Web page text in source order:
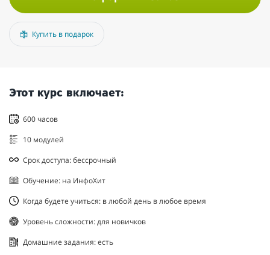
Купить в подарок
Этот курс включает:
600 часов
10 модулей
Срок доступа: бессрочный
Обучение: на ИнфоХит
Когда будете учиться: в любой день в любое время
Уровень сложности: для новичков
Домашние задания: есть